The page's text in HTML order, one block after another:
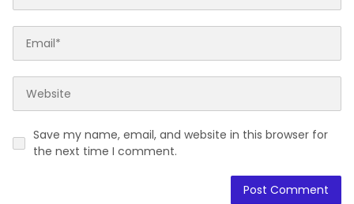
Save my name, email, and website in this browser for
the next time I comment.